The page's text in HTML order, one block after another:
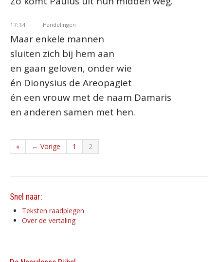
17:34 Handelingen
Maar enkele mannen
sluiten zich bij hem aan
en gaan geloven, onder wie
én Dionysius de Areopagiet
én een vrouw met de naam Damaris
en anderen samen met hen.
« ← Vorige 1 2
Snel naar:
Teksten raadplegen
Over de vertaling